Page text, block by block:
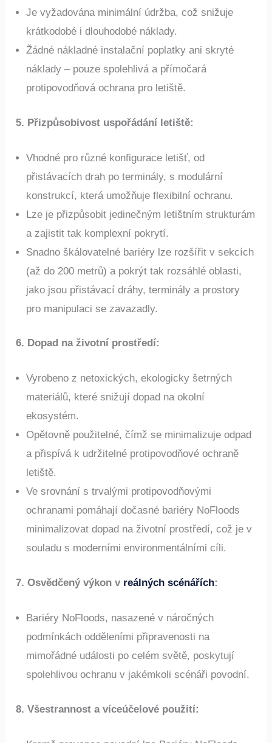
Je vyžadována minimální údržba, což snižuje
krátkodobé i dlouhodobé náklady.
Žádné nákladné instalační poplatky ani skryté
náklady – pouze spolehlivá a přímočará
protipovodňová ochrana pro letiště.
5. Přizpůsobivost uspořádání letiště:
Vhodné pro různé konfigurace letišť, od
přistávacích drah po terminály, s modulární
konstrukcí, která umožňuje flexibilní ochranu.
Lze je přizpůsobit jedinečným letištním strukturám
a zajistit tak komplexní pokrytí.
Snadno škálovatelné bariéry lze rozšířit v sekcích
(až do 200 metrů) a pokrýt tak rozsáhlé oblasti,
jako jsou přistávací dráhy, terminály a prostory
pro manipulaci se zavazadly.
6. Dopad na životní prostředí:
Vyrobeno z netoxických, ekologicky šetrných
materiálů, které snižují dopad na okolní
ekosystém.
Opětovně použitelné, čímž se minimalizuje odpad
a přispívá k udržitelné protipovodňové ochraně
letiště.
Ve srovnání s trvalými protipovodňovými
ochranami pomáhají dočasné bariéry NoFloods
minimalizovat dopad na životní prostředí, což je v
souladu s moderními environmentálními cíli.
7. Osvědčený výkon v reálných scénářích:
Bariéry NoFloods, nasazené v náročných
podmínkách odděleními připravenosti na
mimořádné události po celém světě, poskytují
spolehlivou ochranu v jakémkoli scénáři povodní.
8. Všestrannost a víceúčelové použití: